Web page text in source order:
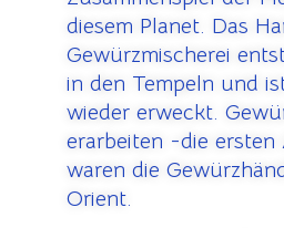
diesem Planet. Das
Gewürzmischerei
in den Tempeln und
wieder erweckt.
erarbeiten -die ersten
waren die
Orient.